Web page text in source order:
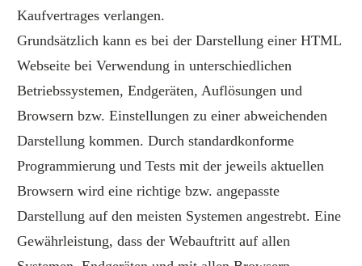
Kaufvertrages verlangen.
Grundsätzlich kann es bei der Darstellung einer HTML
Webseite bei Verwendung in unterschiedlichen
Betriebssystemen, Endgeräten, Auflösungen und
Browsern bzw. Einstellungen zu einer abweichenden
Darstellung kommen. Durch standardkonforme
Programmierung und Tests mit der jeweils aktuellen
Browsern wird eine richtige bzw. angepasste
Darstellung auf den meisten Systemen angestrebt. Eine
Gewährleistung, dass der Webauftritt auf allen